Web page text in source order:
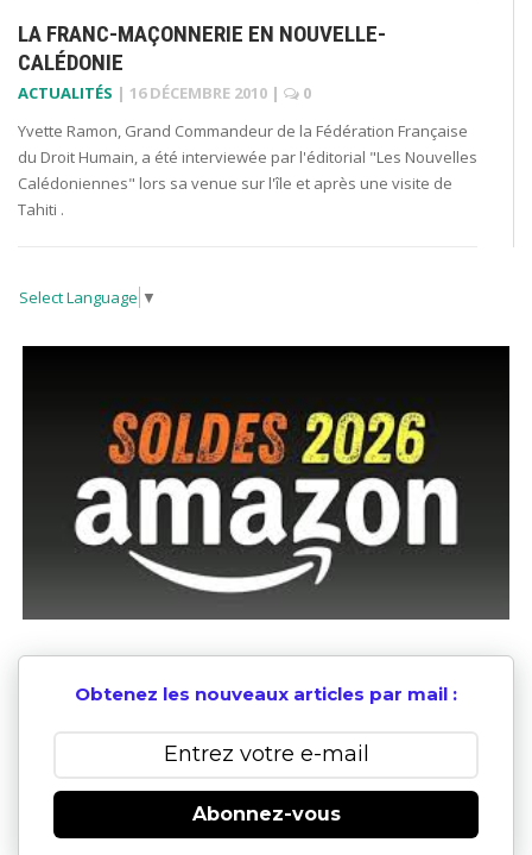
LA FRANC-MAÇONNERIE EN NOUVELLE-
CALÉDONIE
ACTUALITÉS | 16 DÉCEMBRE 2010 |
0
Yvette Ramon, Grand Commandeur de la Fédération Française
du Droit Humain, a été interviewée par l'éditorial "Les Nouvelles
Calédoniennes" lors sa venue sur l'île et après une visite de
Tahiti .
Select Language ▼
Obtenez les nouveaux articles par mail :
Abonnez-vous